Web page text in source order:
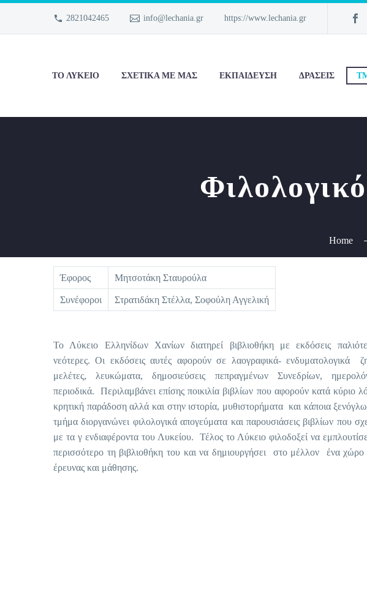
2821042465 info@lechania.gr https://www.lechania.gr
ΤΟ ΛΎΚΕΙΟ ΣΧΕΤΙΚΑ ΜΕ ΜΑΣ ΕΚΠΑΊΔΕΥΣΗ ΔΡΆΣΕΙΣ
Home
Έφορος Μητσοτάκη Σταυρούλα
Συνέφοροι Στρατιδάκη Στέλλα, Σοφούλη Αγγελική
Το Λύκειο Ελληνίδων Χανίων διατηρεί βιβλιοθήκη με εκδόσεις
νεότερες. Οι εκδόσεις αυτές αφορούν σε λαογραφικά- ενδυματολογικά
μελέτες, λευκώματα, δημοσιεύσεις πεπραγμένων Συνεδρίων,
περιοδικά. Περιλαμβάνει επίσης ποικιλία βιβλίων που αφορούν κατά κύριο
κρητική παράδοση αλλά και στην ιστορία, μυθιστορήματα και κάποια
τμήμα διοργανώνει φιλολογικά απογεύματα και παρουσιάσεις βιβλίων που
με τα γ ενδιαφέροντα του Λυκείου. Τέλος το Λύκειο φιλοδοξεί να
περισσότερο τη βιβλιοθήκη του και να δημιουργήσει στο μέλλον ένα χώρο
έρευνας και μάθησης.